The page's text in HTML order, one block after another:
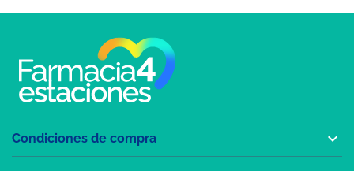
Condiciones de compra 